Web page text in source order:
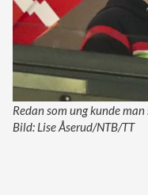
Redan som ung kunde
Bild: Lise Åserud/NTB/TT